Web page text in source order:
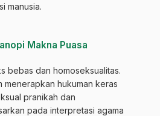
manusia.
Makna Puasa
bebas dan homoseksualitas.
menerapkan hukuman keras
pranikah dan
pada interpretasi agama